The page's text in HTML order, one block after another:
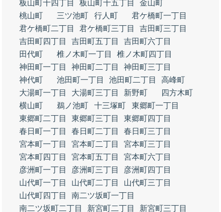
板山町十四丁目
板山町十五丁目
金山町
桃山町
三ツ池町 行人町
君ケ橋町一丁目
君ケ橋町二丁目
君ケ橋町三丁目
吉田町三丁目
吉田町四丁目
吉田町五丁目
吉田町六丁目
田代町
椎ノ木町一丁目
椎ノ木町四丁目
神田町一丁目
神田町二丁目
神田町三丁目
神代町
池田町一丁目 池田町二丁目
高峰町
大湯町一丁目
大湯町三丁目 新野町
四方木町
横山町
鵜ノ池町 十三塚町
東郷町一丁目
東郷町二丁目
東郷町三丁目
東郷町四丁目
春日町一丁目
春日町二丁目
春日町三丁目
宮本町一丁目
宮本町二丁目
宮本町三丁目
宮本町四丁目
宮本町五丁目
宮本町六丁目
彦洲町一丁目
彦洲町三丁目
彦洲町四丁目
山代町一丁目
山代町二丁目
山代町三丁目
山代町四丁目
南二ツ坂町一丁目
南二ツ坂町二丁目
新宮町二丁目
新宮町三丁目